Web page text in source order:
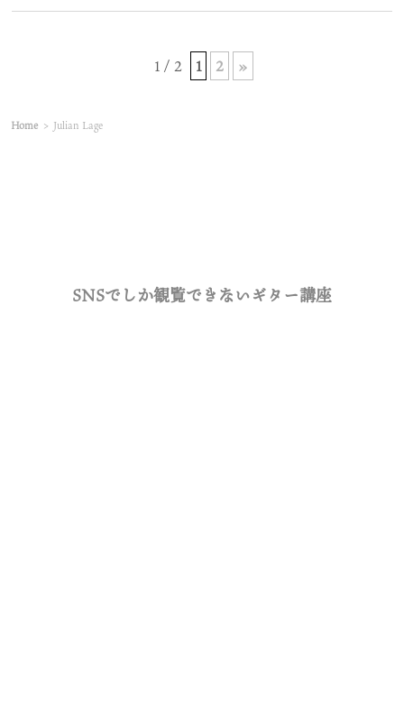
1 / 2 1 2 »
Home > Julian Lage
SNSでしか観覧できないギター講座